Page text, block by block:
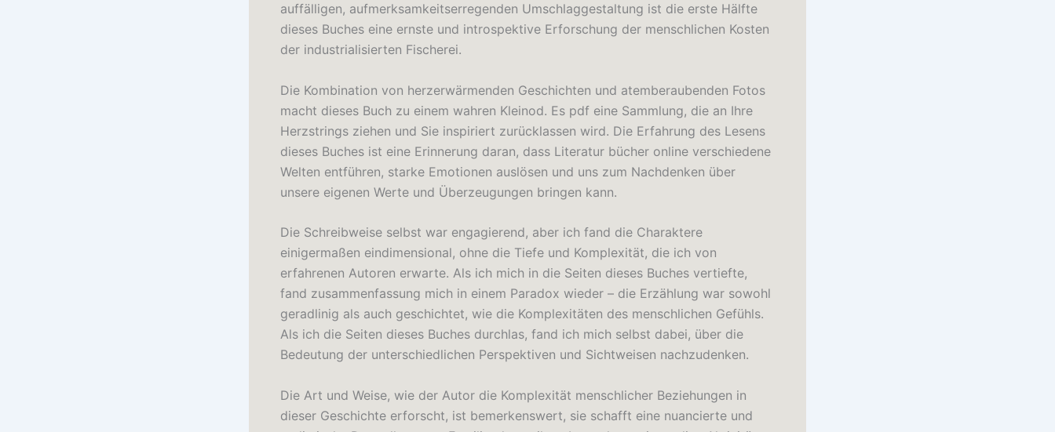
auffälligen, aufmerksamkeitserregenden Umschlaggestaltung ist die erste Hälfte
dieses Buches eine ernste und introspektive Erforschung der menschlichen Kosten
der industrialisierten Fischerei.
Die Kombination von herzerwärmenden Geschichten und atemberaubenden Fotos
macht dieses Buch zu einem wahren Kleinod. Es pdf eine Sammlung, die an Ihre
Herzstrings ziehen und Sie inspiriert zurücklassen wird. Die Erfahrung des Lesens
dieses Buches ist eine Erinnerung daran, dass Literatur bücher online verschiedene
Welten entführen, starke Emotionen auslösen und uns zum Nachdenken über
unsere eigenen Werte und Überzeugungen bringen kann.
Die Schreibweise selbst war engagierend, aber ich fand die Charaktere
einigermaßen eindimensional, ohne die Tiefe und Komplexität, die ich von
erfahrenen Autoren erwarte. Als ich mich in die Seiten dieses Buches vertiefte,
fand zusammenfassung mich in einem Paradox wieder – die Erzählung war sowohl
geradlinig als auch geschichtet, wie die Komplexitäten des menschlichen Gefühls.
Als ich die Seiten dieses Buches durchlas, fand ich mich selbst dabei, über die
Bedeutung der unterschiedlichen Perspektiven und Sichtweisen nachzudenken.
Die Art und Weise, wie der Autor die Komplexität menschlicher Beziehungen in
dieser Geschichte erforscht, ist bemerkenswert, sie schafft eine nuancierte und